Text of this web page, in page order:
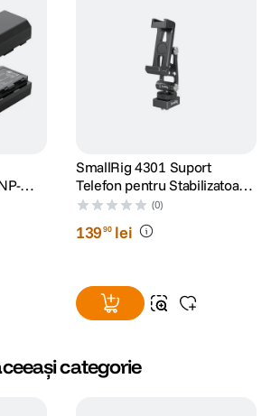
SmallRig 4301 Suport
Telefon pentru Stabilizatoare
DJI
(0)
13990 lei
categorie